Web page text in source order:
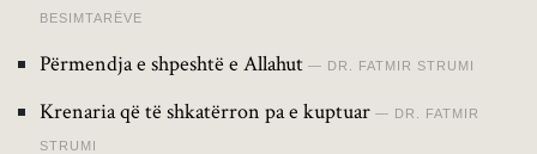
BESIMTARËVE
Përmendja e shpeshtë e Allahut DR. FATMIR STRUMI
Krenaria që të shkatërron pa e kuptuar DR. FATMIR
STRUMI